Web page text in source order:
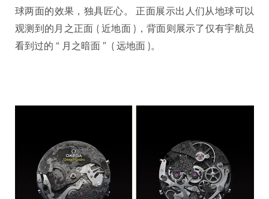
球两面的效果，独具匠心。 正面展示出人们从地球可以
观测到的月之正面 ( 近地面 )，背面则展示了仅有宇航员
看到过的 “ 月之暗面 ” ( 远地面 )。